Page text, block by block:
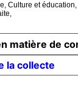
, Culture et éducation,
,
la collecte
matière de